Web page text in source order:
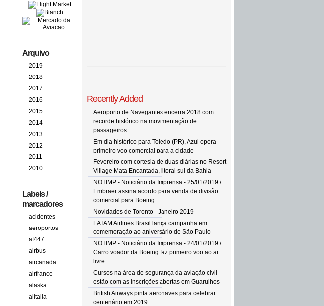
Arquivo
2019
2018
2017
2016
2015
2014
2013
2012
2011
2010
Labels /
marcadores
acidentes
aeroportos
af447
airbus
aircanada
airfrance
alaska
alitalia
Recently Added
Aeroporto de Navegantes encerra 2018 com
recorde histórico na movimentação de
passageiros
Em dia histórico para Toledo (PR), Azul opera
primeiro voo comercial para a cidade
Fevereiro com cortesia de duas diárias no Resort
Village Mata Encantada, litoral sul da Bahia
NOTIMP - Noticiário da Imprensa - 25/01/2019 /
Embraer assina acordo para venda de divisão
comercial para Boeing
Novidades de Toronto - Janeiro 2019
LATAM Airlines Brasil lança campanha em
comemoração ao aniversário de São Paulo
NOTIMP - Noticiário da Imprensa - 24/01/2019 /
Carro voador da Boeing faz primeiro voo ao ar
livre
Cursos na área de segurança da aviação civil
estão com as inscrições abertas em Guarulhos
British Airways pinta aeronaves para celebrar
centenário em 2019